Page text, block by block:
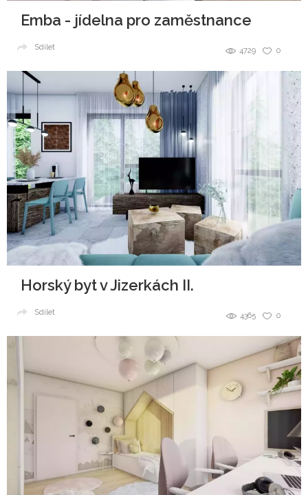
Emba - jídelna pro zaměstnance
0
4729
Sdílet
Horský byt v Jizerkách II.
0
4365
Sdílet